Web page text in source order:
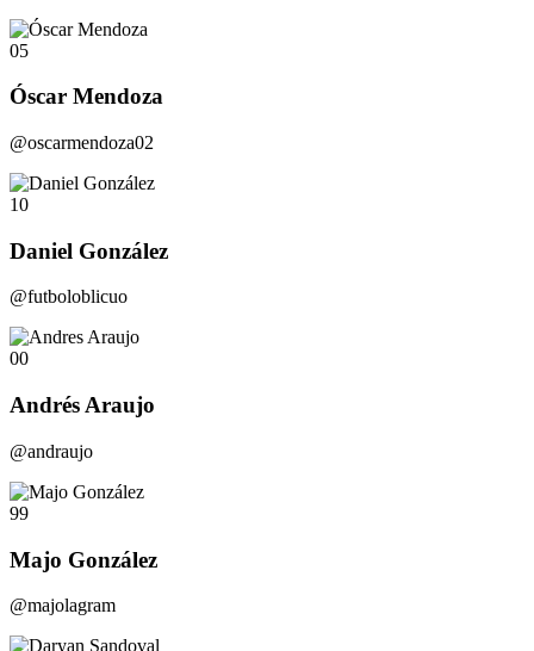
05
Óscar Mendoza
@oscarmendoza02
10
Daniel González
@futboloblicuo
00
Andrés Araujo
@andraujo
99
Majo González
@majolagram